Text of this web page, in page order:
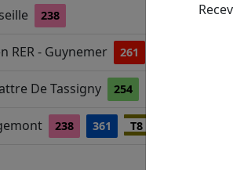
238
RER - Guynemer 261
De Tassigny 254
238 361 T8